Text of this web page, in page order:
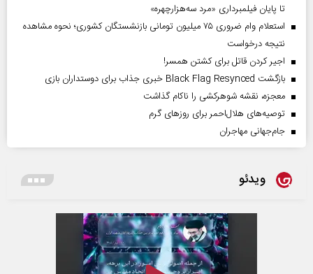
تا پایان فیلمبرداری «مرد سه‌هزارچهره»
استعلام وام ضروری ۷۵ میلیون تومانی بازنشستگان کشوری؛ نحوه مشاهده
نتیجه درخواست
اجیر کردن قاتل برای کشتن همسر!
بازگشت Black Flag Resynced خبری جذاب برای دوستداران بازی
معجزه، نقشه شوهرکشی را ناکام گذاشت
توصیه‌های هلال‌احمر برای روز‌های گرم
جام‌جهانی مهاجران
ویدئو